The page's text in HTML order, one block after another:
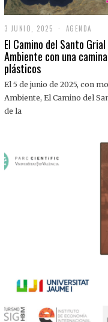
3 JUNIO, 2025
J
U
N
,
0
AGENDA
El Camino del Santo
Ambiente con una
plásticos
El 5 de junio de 2025, con
Ambiente, El Camino del
de la